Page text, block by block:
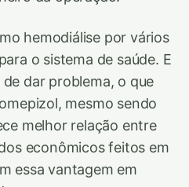
hemodiálise por vários
o sistema de saúde. E
dar problema, o que
mesmo sendo
melhor relação entre
econômicos feitos em
essa vantagem em